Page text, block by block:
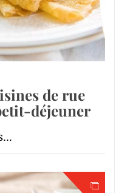
de rue
déjeuner